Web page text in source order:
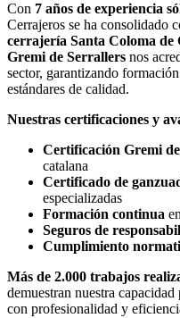
Con 7 años de experiencia
Cerrajeros se ha consolidado
cerrajería Santa Coloma de
Gremi de Serrallers nos
sector, garantizando
estándares de calidad.
Nuestras certificaciones y
Certificación Gremi
catalana
Certificado de
especializadas
Formación continua
Seguros de
Cumplimiento
Más de 2.000 trabajos
demuestran nuestra
con profesionalidad y